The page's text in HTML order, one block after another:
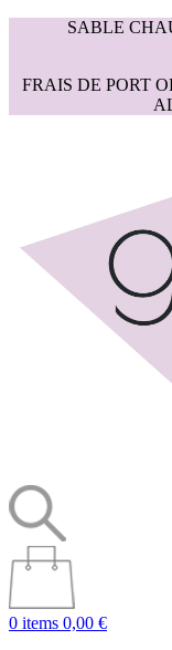
SABLE
FRAIS DE PORT
0 items 0,00 €